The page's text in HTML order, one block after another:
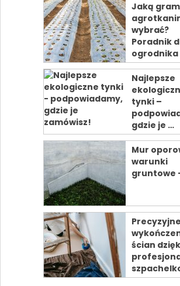
Jaką
wybrać?
Poradnik
ogrodnika
Najlepsze
tynki –
gdzie je …
Mur
warunki
gruntowe
Precyzyjne
ścian